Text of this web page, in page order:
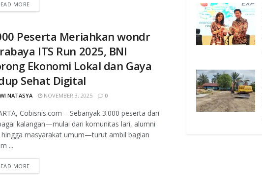
MORE
Peserta Meriahkan wondr
ITS Run 2025, BNI
Ekonomi Lokal dan Gaya
Sehat Digital
NATASYA NOVEMBER 3, 2025 0
Cobisnis.com – Sebanyak 3.000 peserta dari
kalangan—mulai dari komunitas lari, alumni
hingga masyarakat umum—turut ambil bagian
...
MORE